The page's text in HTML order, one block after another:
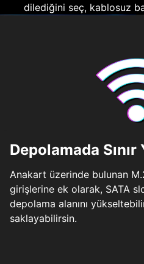
dilediğini seç, kablosuz
Depolamada Sınır
Anakart üzerinde bulunan
girişlerine ek olarak, SATA
depolama alanını
saklayabilirsin.